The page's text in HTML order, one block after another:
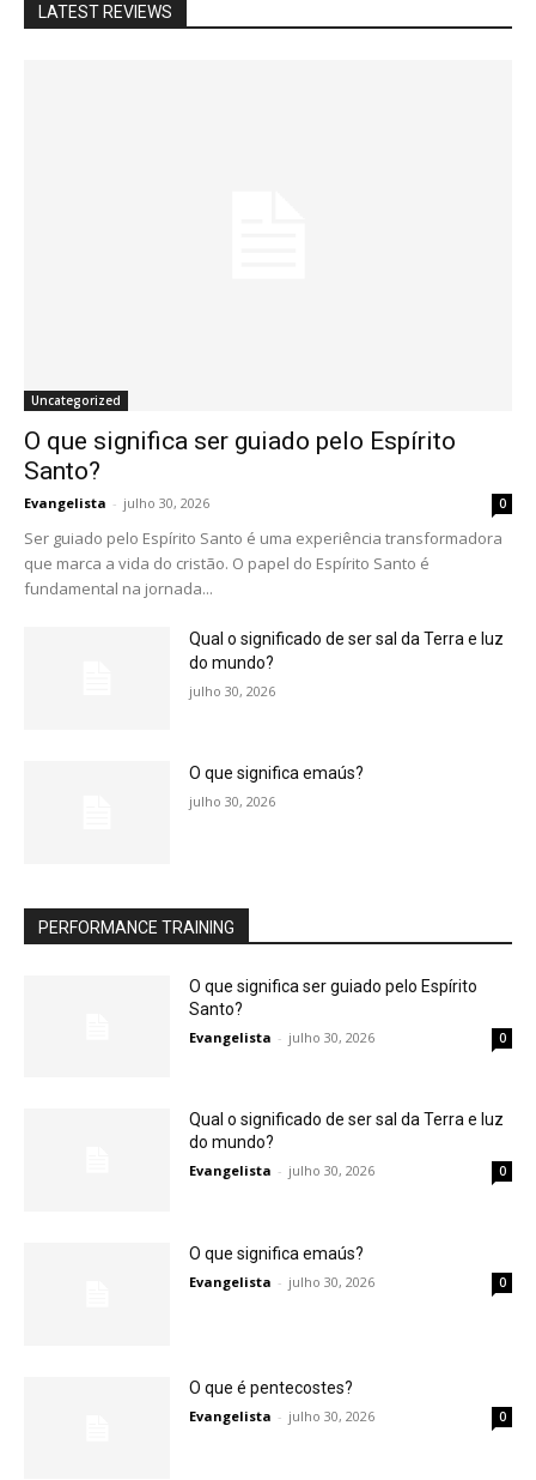
LATEST REVIEWS
Uncategorized
O que significa ser guiado pelo Espírito
Santo?
Evangelista - julho 30, 2026 0
Ser guiado pelo Espírito Santo é uma experiência transformadora
que marca a vida do cristão. O papel do Espírito Santo é
fundamental na jornada...
Qual o significado de ser sal da Terra e luz
do mundo?
julho 30, 2026
O que significa emaús?
julho 30, 2026
PERFORMANCE TRAINING
O que significa ser guiado pelo Espírito
Santo?
Evangelista - julho 30, 2026 0
Qual o significado de ser sal da Terra e luz
do mundo?
Evangelista - julho 30, 2026 0
O que significa emaús?
Evangelista - julho 30, 2026 0
O que é pentecostes?
Evangelista - julho 30, 2026 0